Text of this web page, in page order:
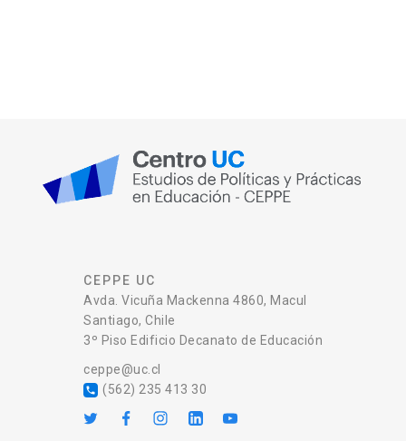
CEPPE UC
Avda. Vicuña Mackenna 4860, Macul
Santiago, Chile
3º Piso Edificio Decanato de Educación
ceppe@uc.cl
local_phone (562) 235 413 30